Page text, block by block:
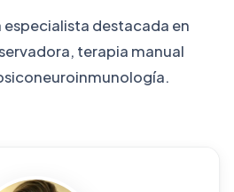
especialista destacada en
terapia manual